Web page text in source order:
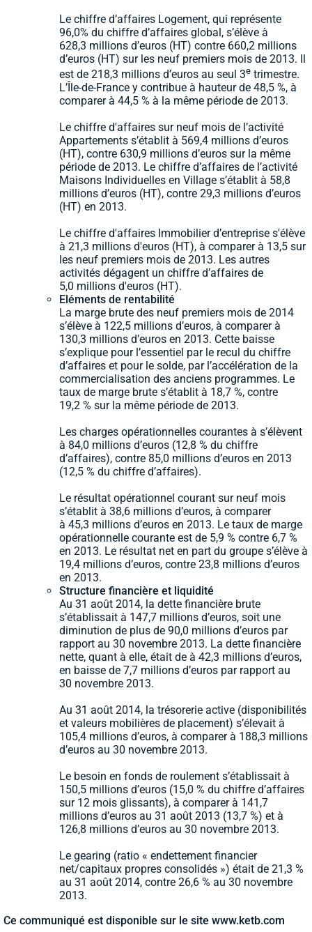
Le chiffre d’affaires Logement, qui représente
96,0% du chiffre d’affaires global, s’élève à
628,3 millions d’euros (HT) contre 660,2 millions
d’euros (HT) sur les neuf premiers mois de 2013. Il
est de 218,3 millions d’euros au seul 3e trimestre.
L’Île-de-France y contribue à hauteur de 48,5 %, à
comparer à 44,5 % à la même période de 2013.
Le chiffre d'affaires sur neuf mois de l’activité
Appartements s’établit à 569,4 millions d’euros
(HT), contre 630,9 millions d’euros sur la même
période de 2013. Le chiffre d’affaires de l’activité
Maisons Individuelles en Village s’établit à 58,8
millions d’euros (HT), contre 29,3 millions d’euros
(HT) en 2013.
Le chiffre d'affaires Immobilier d’entreprise s'élève
à 21,3 millions d'euros (HT), à comparer à 13,5 sur
les neuf premiers mois de 2013. Les autres
activités dégagent un chiffre d’affaires de
5,0 millions d'euros (HT).
Eléments de rentabilité
La marge brute des neuf premiers mois de 2014
s’élève à 122,5 millions d’euros, à comparer à
130,3 millions d’euros en 2013. Cette baisse
s’explique pour l’essentiel par le recul du chiffre
d’affaires et pour le solde, par l’accélération de la
commercialisation des anciens programmes. Le
taux de marge brute s’établit à 18,7 %, contre
19,2 % sur la même période de 2013.
Les charges opérationnelles courantes à s’élèvent
à 84,0 millions d’euros (12,8 % du chiffre
d’affaires), contre 85,0 millions d’euros en 2013
(12,5 % du chiffre d’affaires).
Le résultat opérationnel courant sur neuf mois
s’établit à 38,6 millions d’euros, à comparer
à 45,3 millions d’euros en 2013. Le taux de marge
opérationnelle courante est de 5,9 % contre 6,7 %
en 2013. Le résultat net en part du groupe s’élève à
19,4 millions d’euros, contre 23,8 millions d’euros
en 2013.
Structure financière et liquidité
Au 31 août 2014, la dette financière brute
s’établissait à 147,7 millions d’euros, soit une
diminution de plus de 90,0 millions d’euros par
rapport au 30 novembre 2013. La dette financière
nette, quant à elle, était de à 42,3 millions d’euros,
en baisse de 7,7 millions d’euros par rapport au
30 novembre 2013.
Au 31 août 2014, la trésorerie active (disponibilités
et valeurs mobilières de placement) s’élevait à
105,4 millions d’euros, à comparer à 188,3 millions
d’euros au 30 novembre 2013.
Le besoin en fonds de roulement s’établissait à
150,5 millions d’euros (15,0 % du chiffre d’affaires
sur 12 mois glissants), à comparer à 141,7
millions d’euros au 31 août 2013 (13,7 %) et à
126,8 millions d’euros au 30 novembre 2013.
Le gearing (ratio « endettement financier
net/capitaux propres consolidés ») était de 21,3 %
au 31 août 2014, contre 26,6 % au 30 novembre
2013.
Ce communiqué est disponible sur le site www.ketb.com